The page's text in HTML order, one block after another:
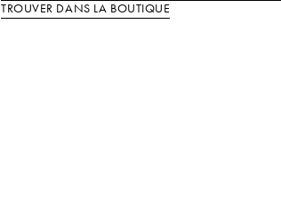
TROUVER DANS LA BOUTIQUE